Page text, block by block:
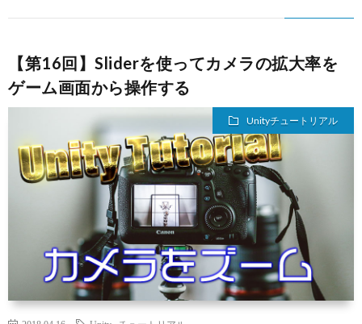
【第16回】Sliderを使ってカメラの拡大率を
ゲーム画面から操作する
Unityチュートリアル